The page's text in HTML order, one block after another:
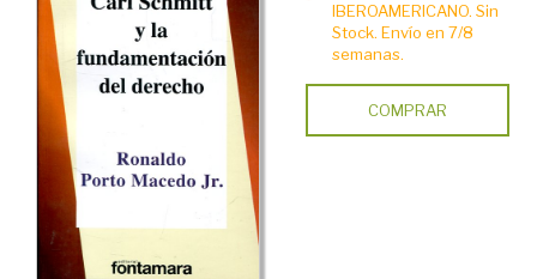
IBEROAMERICANO. Sin
Stock. Envío en 7/8
semanas.
COMPRAR